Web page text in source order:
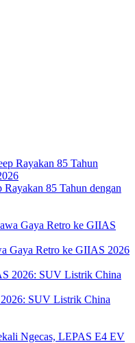
85 Tahun dengan
Gaya Retro ke GIIAS 2026
SUV Listrik China